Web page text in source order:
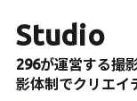
Studio
296が運営する撮
影体制でクリエイ